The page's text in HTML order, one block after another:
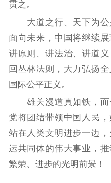
贯之。
大道之行、天下为公
面向未来，中国将继续
讲原则、讲法治、讲道
回丛林法则，大力弘扬
国际公平正义。
雄关漫道真如铁，而
党将团结带领中国人民，
站在人类文明进步一边
运共同体的伟大事业，推
繁荣、进步的光明前景！